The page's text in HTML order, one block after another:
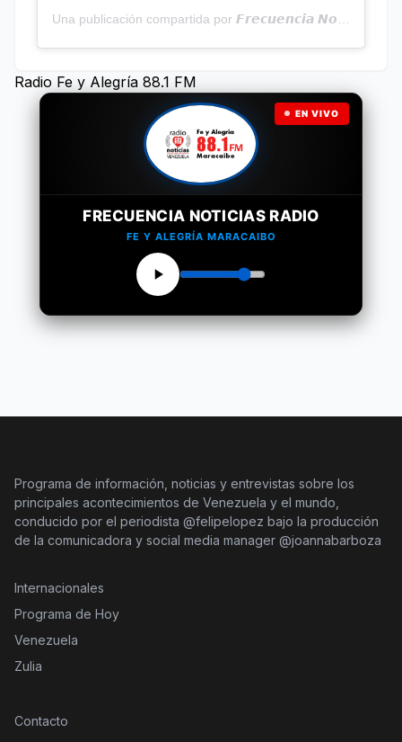
Radio Fe y Alegría 88.1 FM
EN VIVO
FRECUENCIA NOTICIAS RADIO
FE Y ALEGRÍA MARACAIBO
Programa de información, noticias y entrevistas sobre los
principales acontecimientos de Venezuela y el mundo,
conducido por el periodista @felipelopez bajo la producción
de la comunicadora y social media manager @joannabarboza
Internacionales
Programa de Hoy
Venezuela
Zulia
Contacto